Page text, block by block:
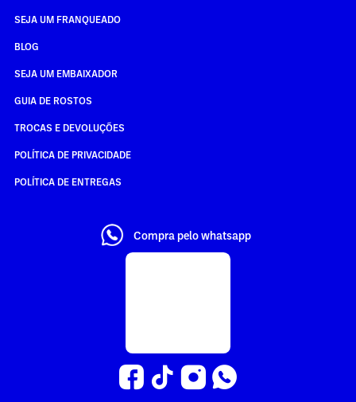
SEJA UM FRANQUEADO
BLOG
SEJA UM EMBAIXADOR
GUIA DE ROSTOS
TROCAS E DEVOLUÇÕES
POLÍTICA DE PRIVACIDADE
POLÍTICA DE ENTREGAS
Compra pelo whatsapp